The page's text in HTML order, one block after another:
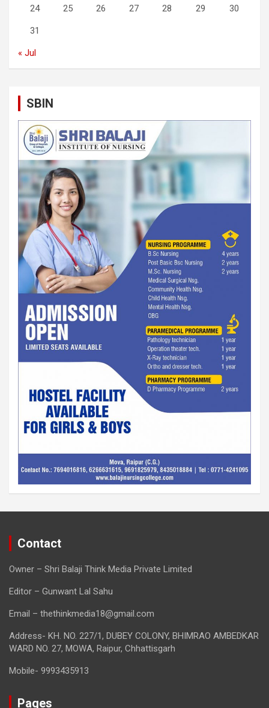
24 25 26 27 28 29 30
31
« Jul
SBIN
Contact
Owner – Shri Balaji Think Media Private Limited
Editor – Gunwant Lal Sahu
Email – thethinkmedia18@gmail.com
Address- KH. NO. 227/1, DUBEY COLONY, BHIMRAO AMBEDKAR
WARD NO. 27, MOWA, Raipur, Chhattisgarh
Mobile- 9993435913
Pages